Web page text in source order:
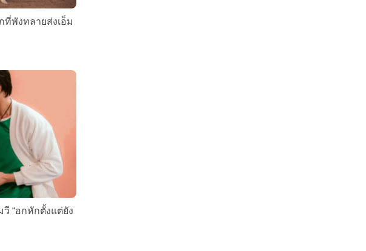
พังทลายส่งเอ็ม
วี “อกหักตั้งแต่ยัง